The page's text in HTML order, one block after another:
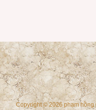
Copyright © 2026 phạm